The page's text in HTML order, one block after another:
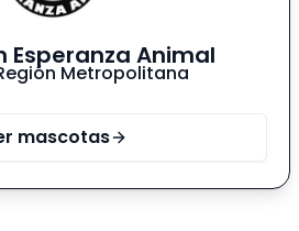
Esperanza Animal
Metropolitana
mascotas